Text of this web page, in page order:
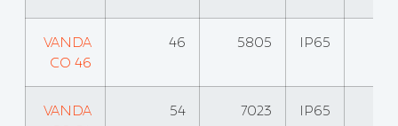
VANDA
CO 46
46 5805 IP65
VANDA
54 7023 IP65